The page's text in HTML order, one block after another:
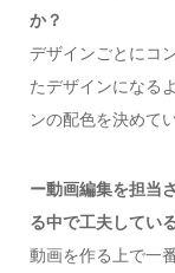
か？
デザインごとにコ
たデザインになる
ンの配色を決めて
ー動画編集を担当
る中で工夫してい
動画を作る上で一